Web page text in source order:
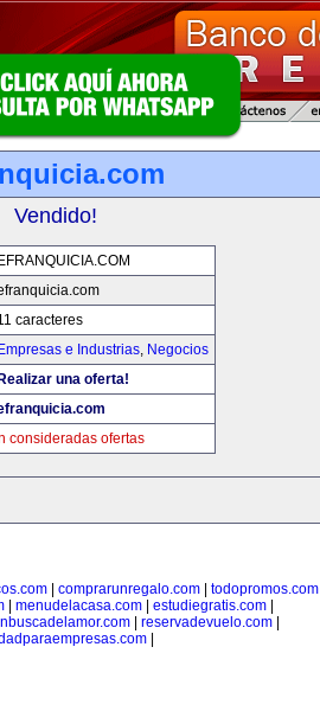
Vendido!
EFRANQUICIA.COM
caracteres
Empresas e Industrias, Negocios
Realizar una oferta!
consideradas ofertas
comprarunregalo.com
todopromos.com
| menudelacasa.com| estudiegratis.com|
| reservadevuelo.com|